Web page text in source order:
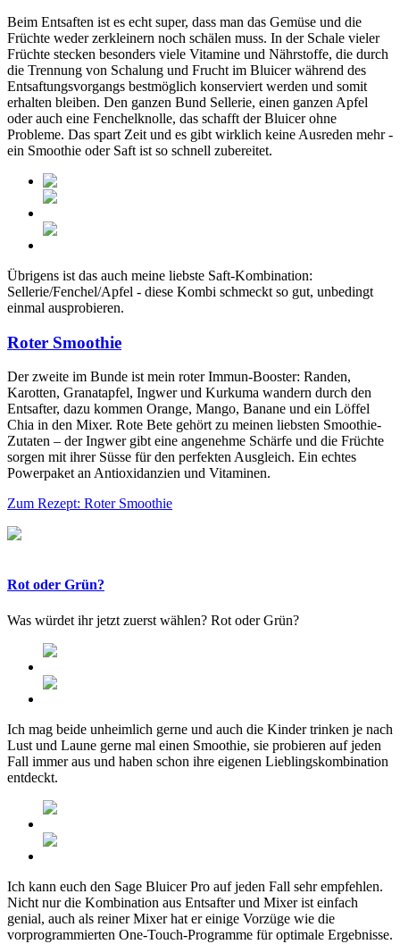
Beim Entsaften ist es echt super, dass man das Gemüse und die
Früchte weder zerkleinern noch schälen muss. In der Schale vieler
Früchte stecken besonders viele Vitamine und Nährstoffe, die durch
die Trennung von Schalung und Frucht im Bluicer während des
Entsaftungsvorgangs bestmöglich konserviert werden und somit
erhalten bleiben. Den ganzen Bund Sellerie, einen ganzen Apfel
oder auch eine Fenchelknolle, das schafft der Bluicer ohne
Probleme. Das spart Zeit und es gibt wirklich keine Ausreden mehr -
ein Smoothie oder Saft ist so schnell zubereitet.
Übrigens ist das auch meine liebste Saft-Kombination:
Sellerie/Fenchel/Apfel - diese Kombi schmeckt so gut, unbedingt
einmal ausprobieren.
Roter Smoothie
Der zweite im Bunde ist mein roter Immun-Booster: Randen,
Karotten, Granatapfel, Ingwer und Kurkuma wandern durch den
Entsafter, dazu kommen Orange, Mango, Banane und ein Löffel
Chia in den Mixer. Rote Bete gehört zu meinen liebsten Smoothie-
Zutaten – der Ingwer gibt eine angenehme Schärfe und die Früchte
sorgen mit ihrer Süsse für den perfekten Ausgleich. Ein echtes
Powerpaket an Antioxidanzien und Vitaminen.
Zum Rezept: Roter Smoothie
Rot oder Grün?
Was würdet ihr jetzt zuerst wählen? Rot oder Grün?
Ich mag beide unheimlich gerne und auch die Kinder trinken je nach
Lust und Laune gerne mal einen Smoothie, sie probieren auf jeden
Fall immer aus und haben schon ihre eigenen Lieblingskombination
entdeckt.
Ich kann euch den Sage Bluicer Pro auf jeden Fall sehr empfehlen.
Nicht nur die Kombination aus Entsafter und Mixer ist einfach
genial, auch als reiner Mixer hat er einige Vorzüge wie die
vorprogrammierten One-Touch-Programme für optimale Ergebnisse.